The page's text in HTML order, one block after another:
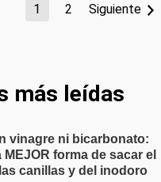
1 2 Siguiente
más leídas
vinagre ni bicarbonato:
MEJOR forma de sacar el
canillas y del inodoro